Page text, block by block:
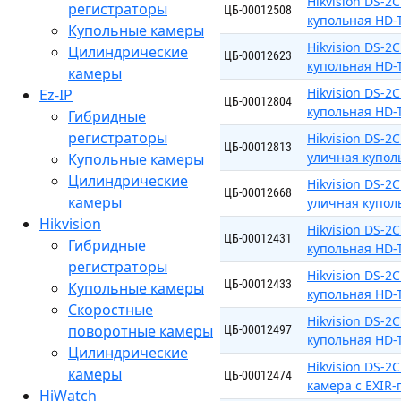
регистраторы
Купольные камеры
Цилиндрические
камеры
Ez-IP
Гибридные
регистраторы
Купольные камеры
Цилиндрические
камеры
Hikvision
Гибридные
регистраторы
Купольные камеры
Скоростные
поворотные камеры
Цилиндрические
камеры
HiWatch
ЦБ-00012508
купольная
ЦБ-00012623
Hikvision DS-
купольная
ЦБ-00012804
Hikvision DS-
купольная
ЦБ-00012813
Hikvision DS-
уличная
ЦБ-00012668
Hikvision DS-
уличная
ЦБ-00012431
Hikvision DS-
купольная
ЦБ-00012433
Hikvision DS-
купольная
ЦБ-00012497
Hikvision DS-
купольная
ЦБ-00012474
Hikvision DS-
камера с